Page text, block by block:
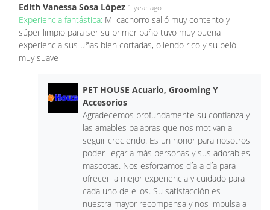
Edith Vanessa Sosa López 1 year ago
Experiencia fantástica: Mi cachorro salió muy contento y
súper limpio para ser su primer baño tuvo muy buena
experiencia sus uñas bien cortadas, oliendo rico y su peló
muy suave
PET HOUSE Acuario, Grooming Y
Accesorios
Agradecemos profundamente su confianza y
las amables palabras que nos motivan a
seguir creciendo. Es un honor para nosotros
poder llegar a más personas y sus adorables
mascotas. Nos esforzamos día a día para
ofrecer la mejor experiencia y cuidado para
cada uno de ellos. Su satisfacción es
nuestra mayor recompensa y nos impulsa a